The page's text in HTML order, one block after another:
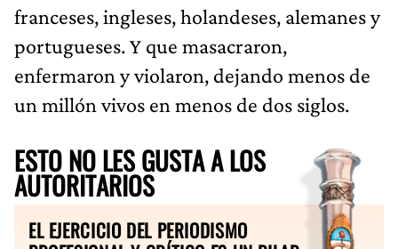
franceses, ingleses, holandeses, alemanes y
portugueses. Y que masacraron,
enfermaron y violaron, dejando menos de
un millón vivos en menos de dos siglos.
ESTO NO LES GUSTA A LOS
AUTORITARIOS
EL EJERCICIO DEL PERIODISMO